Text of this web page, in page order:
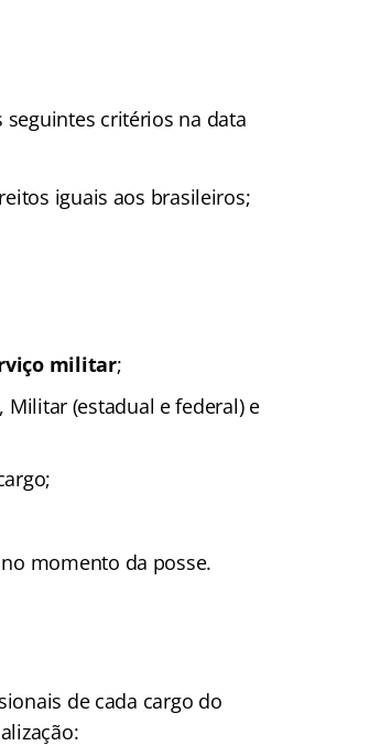
seguintes critérios na data
iguais aos brasileiros;
militar;
Militar (estadual e federal) e
momento da posse.
de cada cargo do